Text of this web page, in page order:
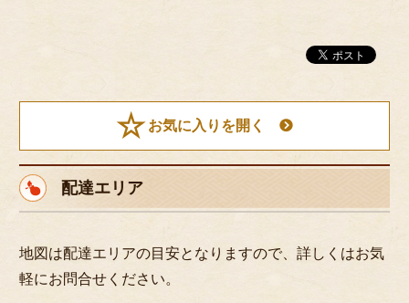
お気に入りを開く
配達エリア
地図は配達エリアの目安となりますので、詳しくはお気
軽にお問合せください。